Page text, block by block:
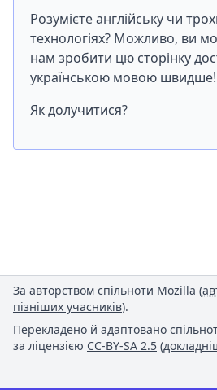
Розумієте англійську чи
технологіях? Можливо, ви
нам зробити цю сторінку
українською мовою швидше!
Як долучитися?
За авторством спільноти Mozilla (
пізніших учасників).
Перекладено й адаптовано
за ліцензією CC-BY-SA 2.5 (